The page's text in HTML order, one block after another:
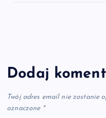
Dodaj
Twój adres email nie zostanie
oznaczone *